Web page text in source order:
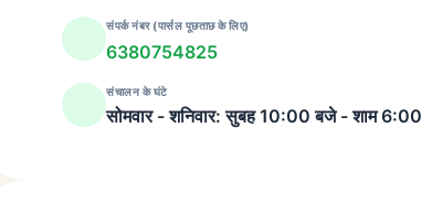
संपर्क नंबर (पार्सल पूछताछ के लिए)
6380754825
संचालन के घंटे
सोमवार - शनिवार: सुबह 10:00 बजे - शाम